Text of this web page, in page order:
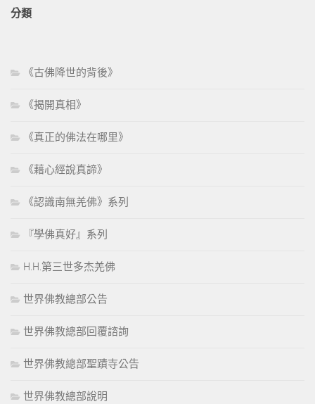
分類
《古佛降世的背後》
《揭開真相》
《真正的佛法在哪里》
《藉心經說真諦》
《認識南無羌佛》系列
『學佛真好』系列
H.H.第三世多杰羌佛
世界佛教總部公告
世界佛教總部回覆諮詢
世界佛教總部聖蹟寺公告
世界佛教總部說明